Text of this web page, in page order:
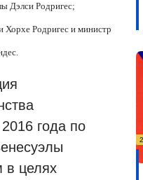
Дэлси Родригес;
Хорхе Родригес и министр
года по
в целях